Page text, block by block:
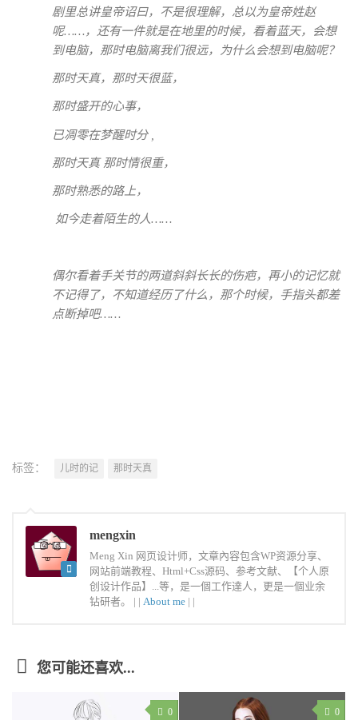
剧里总讲皇帝诏曰，不是很理解，总以为皇帝姓赵
呢……，还有一件就是在地里的时候，看着蓝天，会想
到电脑，那时电脑离我们很远，为什么会想到电脑呢？
那时天真，那时天很蓝，
那时盛开的心事，
已凋零在梦醒时分 ,
那时天真 那时情很重，
那时熟悉的路上，
如今走着陌生的人……
偶尔看着手关节的两道斜斜长长的伤疤，再小的记忆就
不记得了，不知道经历了什么，那个时候，手指头都差
点断掉吧……
标签： 儿时的记 那时天真
mengxin
Meng Xin 网页设计师，文章內容包含WP资源分享、
网站前端教程、Html+Css源码、参考文献、【个人原
创设计作品】...等，是一個工作達人，更是一個业余
钻研者。 | | About me | |
您可能还喜欢...
0 0